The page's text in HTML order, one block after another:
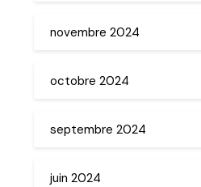
novembre 2024
octobre 2024
septembre 2024
juin 2024